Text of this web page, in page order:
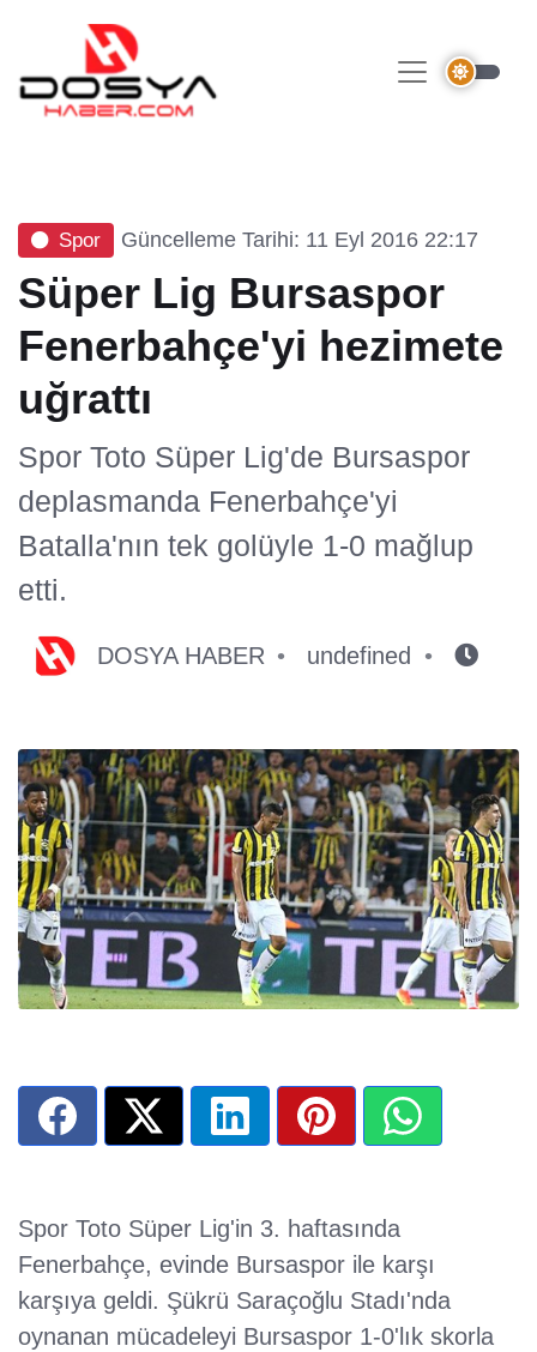
Spor Güncelleme Tarihi: 11 Eyl 2016 22:17
Süper Lig Bursaspor
Fenerbahçe'yi hezimete
uğrattı
Spor Toto Süper Lig'de Bursaspor
deplasmanda Fenerbahçe'yi
Batalla'nın tek golüyle 1-0 mağlup
etti.
DOSYA HABER undefined
Spor Toto Süper Lig'in 3. haftasında
Fenerbahçe, evinde Bursaspor ile karşı
karşıya geldi. Şükrü Saraçoğlu Stadı'nda
oynanan mücadeleyi Bursaspor 1-0'lık skorla